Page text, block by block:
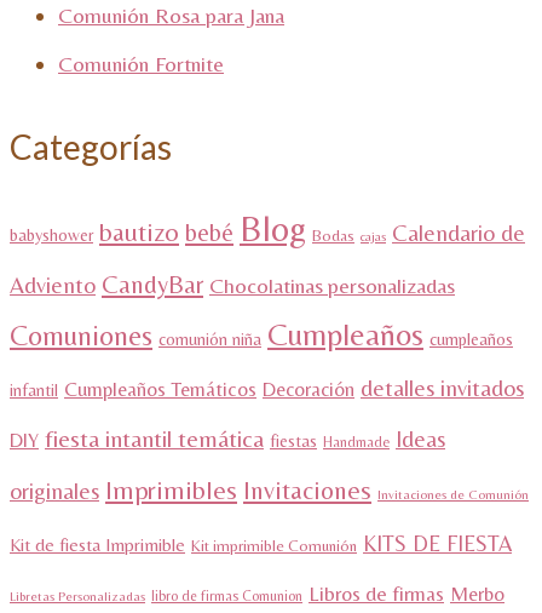
Comunión Rosa para Jana
Comunión Fortnite
Categorías
babyshower bautizo bebé Blog Bodas cajas Calendario de
Adviento CandyBar Chocolatinas personalizadas
Comuniones comunión niña Cumpleaños cumpleaños
infantil Cumpleaños Temáticos Decoración detalles invitados
DIY fiesta intantil temática fiestas Handmade Ideas
originales Imprimibles Invitaciones Invitaciones de Comunión
Kit de fiesta Imprimible Kit imprimible Comunión KITS DE FIESTA
Libretas Personalizadas libro de firmas Comunion Libros de firmas Merbo